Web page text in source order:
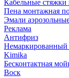
Кабельные
Пена монтажная
Эмали
Реклама
Антифриз
Немаркированный
Kimika
Бесконтактная
Воск